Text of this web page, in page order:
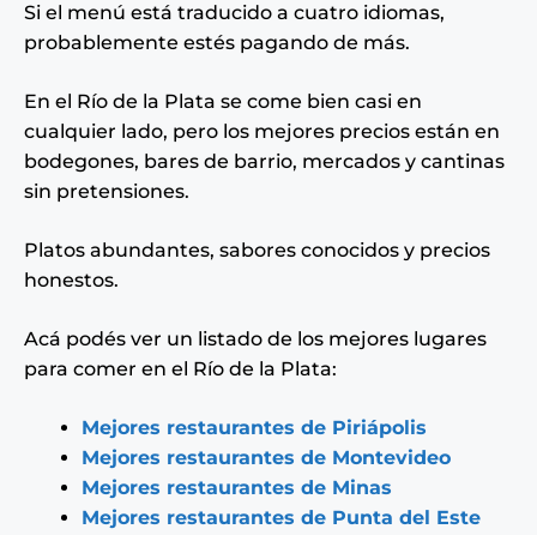
Si el menú está traducido a cuatro idiomas,
probablemente estés pagando de más.
En el Río de la Plata se come bien casi en
cualquier lado, pero los mejores precios están en
bodegones, bares de barrio, mercados y cantinas
sin pretensiones.
Platos abundantes, sabores conocidos y precios
honestos.
Acá podés ver un listado de los mejores lugares
para comer en el Río de la Plata:
Mejores restaurantes de Piriápolis
Mejores restaurantes de Montevideo
Mejores restaurantes de Minas
Mejores restaurantes de Punta del Este